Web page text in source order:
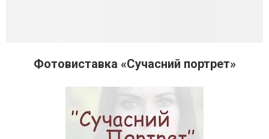
Фотовиставка «Сучасний портрет»